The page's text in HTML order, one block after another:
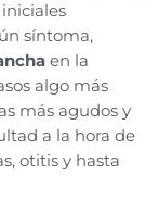
síntoma,
en la
algo más
más agudos y
a la hora de
otitis y hasta